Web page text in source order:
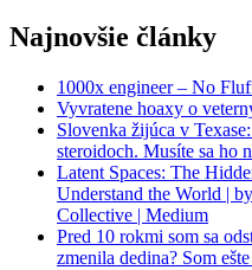
Najnovšie články
1000x engineer – No
Vyvratene hoaxy o
Slovenka žijúca v
steroidoch. Musíte sa
Latent Spaces: The
Understand the World |
Collective | Medium
Pred 10 rokmi som sa
zmenila dedina? Som